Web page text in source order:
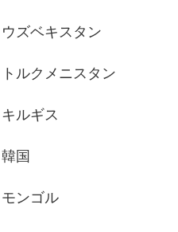
ウズベキスタン
トルクメニスタン
キルギス
韓国
モンゴル